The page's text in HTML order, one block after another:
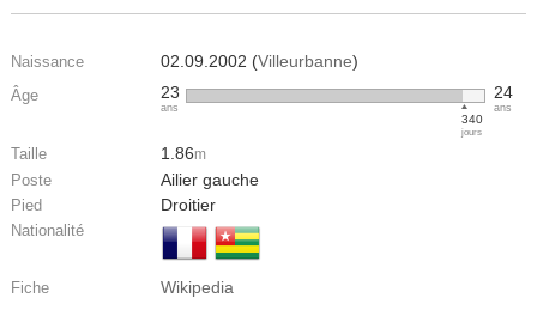
Naissance 02.09.2002 (Villeurbanne)
Âge 23
ans
340
jours
24
ans
Taille 1.86m
Poste Ailier gauche
Pied Droitier
Nationalité
Fiche Wikipedia